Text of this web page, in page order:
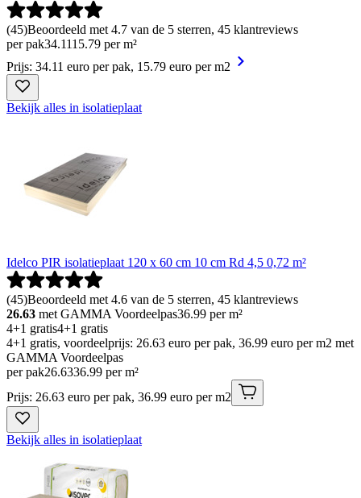
(45)Beoordeeld met 4.7 van de 5 sterren, 45 klantreviews
per pak34.1115.79 per m²
Prijs: 34.11 euro per pak, 15.79 euro per m2
Bekijk alles in isolatieplaat
Idelco PIR isolatieplaat 120 x 60 cm 10 cm Rd 4,5 0,72 m²
(45)Beoordeeld met 4.6 van de 5 sterren, 45 klantreviews
26.63 met GAMMA Voordeelpas36.99 per m²
4+1 gratis4+1 gratis
4+1 gratis, voordeelprijs: 26.63 euro per pak, 36.99 euro per m2 met
GAMMA Voordeelpas
per pak26.6336.99 per m²
Prijs: 26.63 euro per pak, 36.99 euro per m2
Bekijk alles in isolatieplaat